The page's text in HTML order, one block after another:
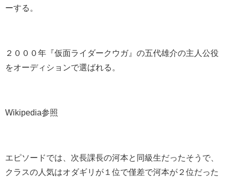
ーする。
２０００年『仮面ライダークウガ』の五代雄介の主人公役
をオーディションで選ばれる。
Wikipedia参照
エピソードでは、次長課長の河本と同級生だったそうで、
クラスの人気はオダギリが１位で僅差で河本が２位だった